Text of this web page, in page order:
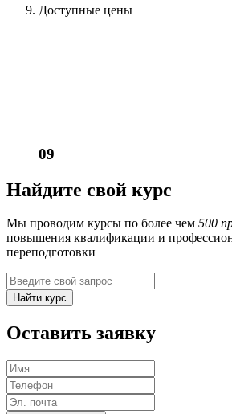
Доступные цены
09
Найдите свой курс
Мы проводим курсы по более чем 500
повышения квалификации и
переподготовки
Найти курс
Оставить заявку